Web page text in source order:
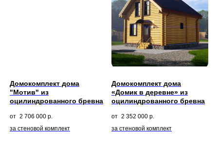
Домокомплект дома
"Мотив" из
оцилиндрованного бревна
2 706 000 р.
за стеновой комплект
Домокомплект дома
«Домик в деревне» из
оцилиндрованного бревна
2 352 000 р.
за стеновой комплект